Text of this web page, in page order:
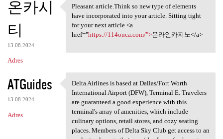
온카시
티
13.08.2024
Adres
Pleasant article.Think so new
Pleasant article.Think so new type of elements
have incorporated into your article. Sitting tight
for your next article <a
href="https://114onca.com/">온라인카지노</a>
ATGuides
13.08.2024
Adres
Delta Airlines is based at
Delta Airlines is based at Dallas/Fort Worth
International Airport (DFW), Terminal E. Travelers
are guaranteed a good experience with this
terminal's array of amenities, which include
culinary options, retail stores, and cozy seating
places. Members of Delta Sky Club get access to an